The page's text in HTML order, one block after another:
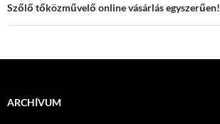
Szőlő tőközművelő online vásárlás egyszerűen!
ARCHÍVUM